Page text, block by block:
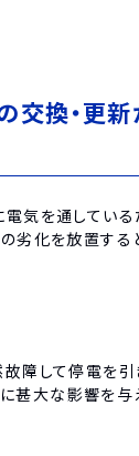
交換・更
気を通している
劣化を放置する
障して停電を
甚大な影響を与